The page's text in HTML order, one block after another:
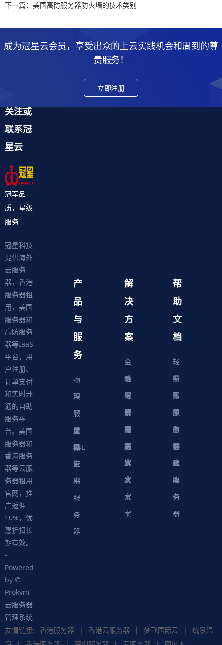
下一篇：美国高防服务器防火墙的技术类别
成为冠星云会员，享受出众的上云实践机会和周到的尊
贵服务！
立即注册
关注或
联系冠
星云
冠军品
质，星级
服务
冠星科技
提供海外
云服务
器，香港
服务器租
用，美国
服务器和
高防服务
器等IaaS
平台，用
户注册、
订单支付
和实时开
通的自助
服务平
台。美国
服务器和
香港服务
器等云服
务器租用
官网，推
广返佣
10%，优
惠折扣长
期有效。
-
Powered
by ©
Prokvm
云服务器
管理系统
产
品
与
服
务
物
理
服
务
器
云
服
务
器
轻
量
级
应
用
服
务
器
虚
拟
主
机
SSL
证
书
解
决
方
案
金
融
解
决
方
案
教
育
解
决
方
案
电
商
解
决
方
案
游
戏
解
决
方
案
网
站
解
决
方
案
帮
助
文
档
轻
量
云
服
务
器
财
务
中
心
账
户
中
心
服
务
协
议
软
件
脚
本
物
理
服
务
器
云
服
务
器
友情链接: 香港服务器 | 香港云服务器 | 梦飞国际云 |
统景温